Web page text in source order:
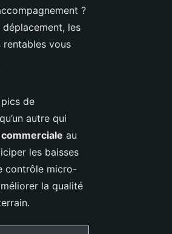
?
les
vous
de
autre qui
au
les baisses
contrôle micro-
la qualité